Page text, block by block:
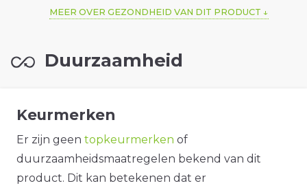
MEER OVER GEZONDHEID VAN DIT PRODUCT
Duurzaamheid
Keurmerken
Er zijn geen topkeurmerken of
duurzaamheidsmaatregelen bekend van dit
product. Dit kan betekenen dat er